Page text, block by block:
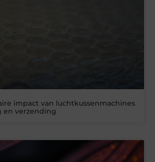
impact van luchtkussenmachines
en verzending